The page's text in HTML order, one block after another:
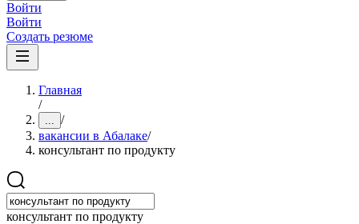
Войти
Войти
Создать резюме
Главная
/
... /
вакансии в Абалаке/
консультант по продукту
консультант по продукту